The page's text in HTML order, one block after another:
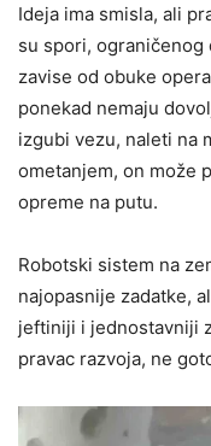
Ideja ima smisla, ali
su spori,
zavise od obuke
ponekad nemaju
izgubi vezu, naleti na
ometanjem, on može
opreme na putu.
Robotski sistem na
najopasnije zadatke,
jeftiniji i jednostavniji
pravac razvoja, ne